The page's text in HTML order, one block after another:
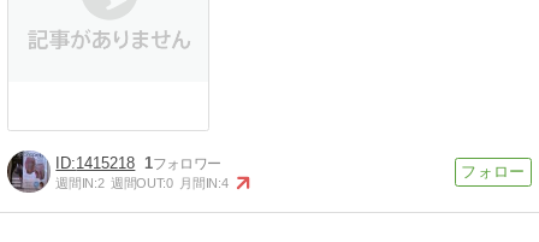
1415218 1
週間IN:2 週間OUT:0 月間IN:4